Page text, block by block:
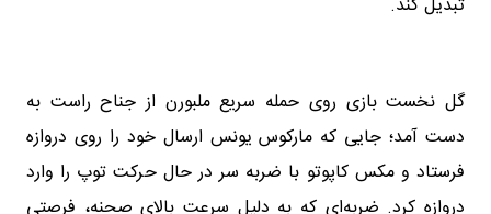
گل نخست بازی روی حمله سریع ملبورن از جناح راست به
دست آمد؛ جایی که مارکوس یونس ارسال خود را روی دروازه
فرستاد و مکس کاپوتو با ضربه سر در حال حرکت توپ را وارد
دروازه کرد. ضربه‌ای که به دلیل سرعت بالای صحنه، فرصتی